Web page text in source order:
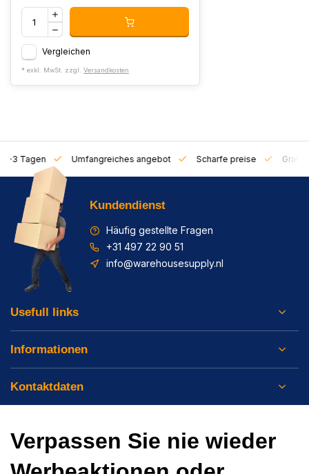
Vergleichen
* exkl. MwSt. zzgl. Versandkosten
1-3 Tagen Umfangreiches angebot Scharfe preise Gratis
Kundendienst
Häufig gestellte Fragen
+31 497 22 90 51
info@warehousesupply.nl
Usefull links
Informationen
Kontaktdaten
Verpassen Sie nie wieder